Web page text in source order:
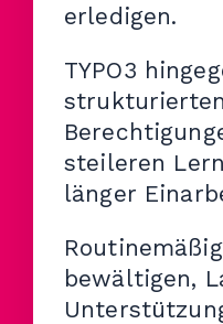
erledigen.
TYPO3
steileren
länger
bewältigen,